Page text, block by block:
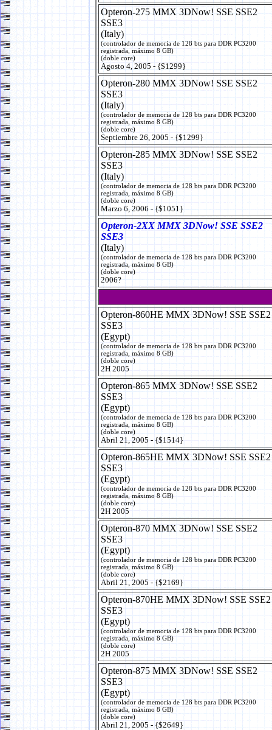
Opteron-275 MMX 3DNow! SSE SSE2
SSE3
(Italy)
(controlador de memoria de 128 bts para DDR PC3200
registrada, máximo 8 GB)
(doble core)
Agosto 4, 2005 - {$1299}
Opteron-280 MMX 3DNow! SSE SSE2
SSE3
(Italy)
(controlador de memoria de 128 bts para DDR PC3200
registrada, máximo 8 GB)
(doble core)
Septiembre 26, 2005 - {$1299}
Opteron-285 MMX 3DNow! SSE SSE2
SSE3
(Italy)
(controlador de memoria de 128 bts para DDR PC3200
registrada, máximo 8 GB)
(doble core)
Marzo 6, 2006 - {$1051}
Opteron-2XX MMX 3DNow! SSE SSE2
SSE3
(Italy)
(controlador de memoria de 128 bts para DDR PC3200
registrada, máximo 8 GB)
(doble core)
2006?
Opteron-860HE MMX 3DNow! SSE SSE2
SSE3
(Egypt)
(controlador de memoria de 128 bts para DDR PC3200
registrada, máximo 8 GB)
(doble core)
2H 2005
Opteron-865 MMX 3DNow! SSE SSE2
SSE3
(Egypt)
(controlador de memoria de 128 bts para DDR PC3200
registrada, máximo 8 GB)
(doble core)
Abril 21, 2005 - {$1514}
Opteron-865HE MMX 3DNow! SSE SSE2
SSE3
(Egypt)
(controlador de memoria de 128 bts para DDR PC3200
registrada, máximo 8 GB)
(doble core)
2H 2005
Opteron-870 MMX 3DNow! SSE SSE2
SSE3
(Egypt)
(controlador de memoria de 128 bts para DDR PC3200
registrada, máximo 8 GB)
(doble core)
Abril 21, 2005 - {$2169}
Opteron-870HE MMX 3DNow! SSE SSE2
SSE3
(Egypt)
(controlador de memoria de 128 bts para DDR PC3200
registrada, máximo 8 GB)
(doble core)
2H 2005
Opteron-875 MMX 3DNow! SSE SSE2
SSE3
(Egypt)
(controlador de memoria de 128 bts para DDR PC3200
registrada, máximo 8 GB)
(doble core)
Abril 21, 2005 - {$2649}